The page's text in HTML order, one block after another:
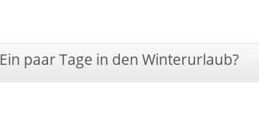
Ein paar Tage in den Winterurlaub?